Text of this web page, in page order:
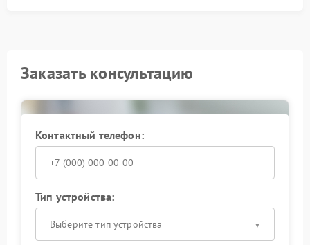
Заказать консультацию
Контактный телефон:
Тип устройства:
Выберите тип устройства